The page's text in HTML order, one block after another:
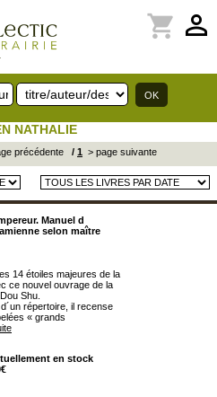
perm_identity
shopping_cart
NATHALIE
précédente / 1 > page suivante
Manuel d
selon maître
14 étoiles majeures de la
ce nouvel ouvrage de la
Shu.
répertoire, il recense
« grands
en stock